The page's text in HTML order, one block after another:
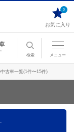
お気に入り
0
検索 メニュー
古車一覧(1件〜15件)